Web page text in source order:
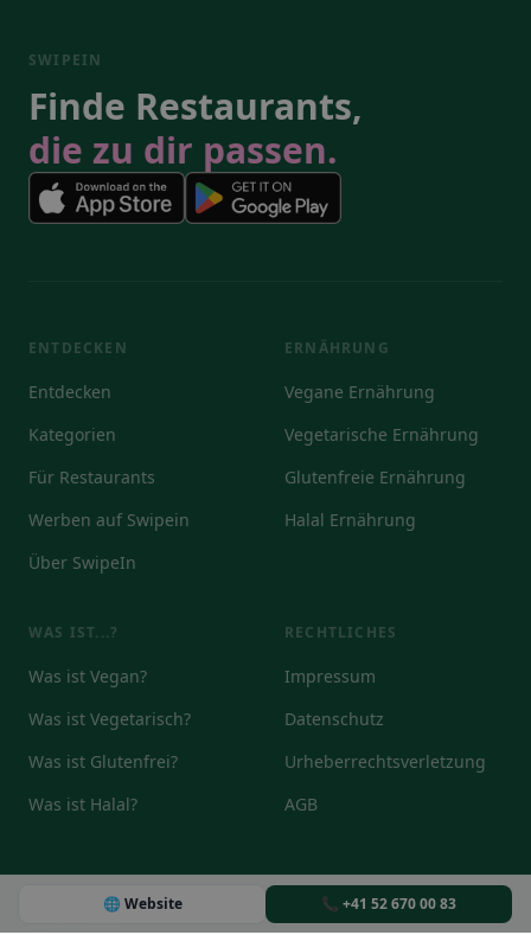
🌐 Website 📞 +41 52 670 00 83
SWIPEIN
Finde Restaurants,
die zu dir passen.
ENTDECKEN
Entdecken
Kategorien
Für Restaurants
Werben auf Swipein
Über SwipeIn
ERNÄHRUNG
Vegane Ernährung
Vegetarische Ernährung
Glutenfreie Ernährung
Halal Ernährung
WAS IST...?
Was ist Vegan?
Was ist Vegetarisch?
Was ist Glutenfrei?
Was ist Halal?
RECHTLICHES
Impressum
Datenschutz
Urheberrechtsverletzung
AGB
© 2026